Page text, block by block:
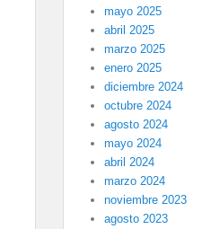
mayo 2025
abril 2025
marzo 2025
enero 2025
diciembre 2024
octubre 2024
agosto 2024
mayo 2024
abril 2024
marzo 2024
noviembre 2023
agosto 2023